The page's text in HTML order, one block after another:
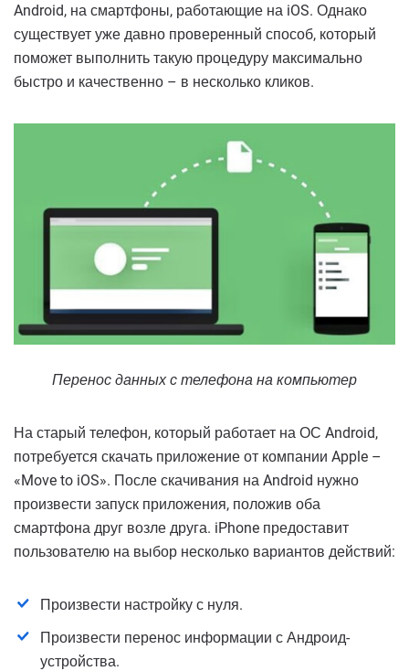
Android, на смартфоны, работающие на iOS. Однако
существует уже давно проверенный способ, который
поможет выполнить такую процедуру максимально
быстро и качественно – в несколько кликов.
Перенос данных с телефона на компьютер
На старый телефон, который работает на ОС Android,
потребуется скачать приложение от компании Apple –
«Move to iOS». После скачивания на Android нужно
произвести запуск приложения, положив оба
смартфона друг возле друга. iPhone предоставит
пользователю на выбор несколько вариантов действий:
Произвести настройку с нуля.
Произвести перенос информации с Андроид-
устройства.